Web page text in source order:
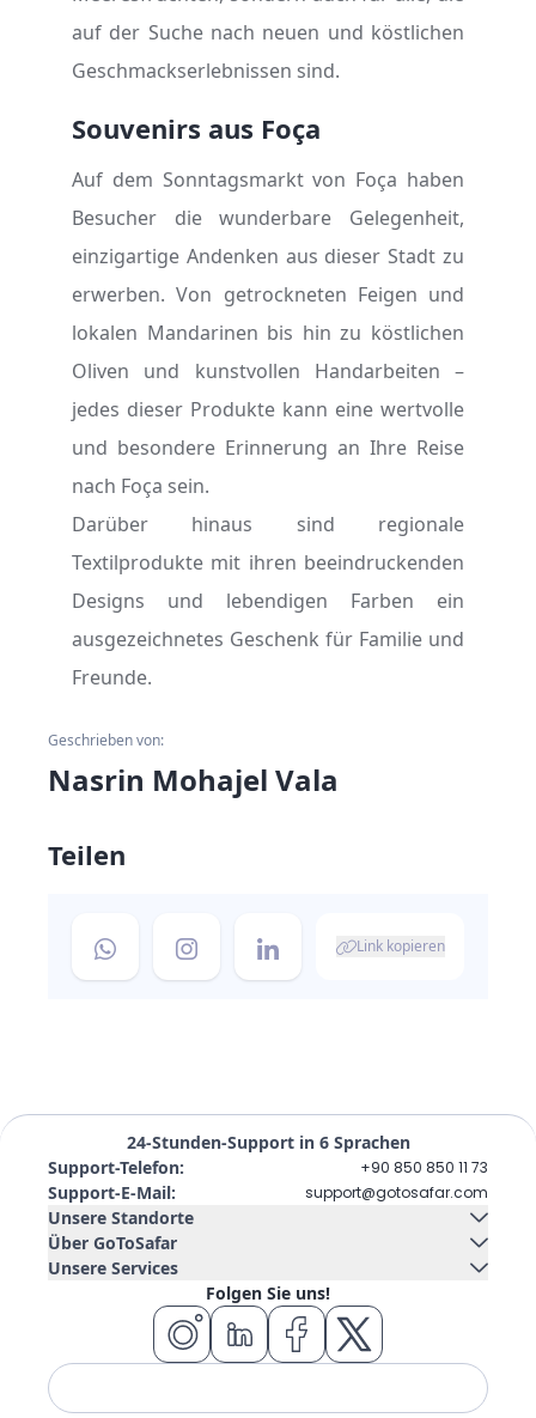
auf der Suche nach neuen und köstlichen
Geschmackserlebnissen sind.
Souvenirs aus Foça
Auf dem Sonntagsmarkt von Foça haben
Besucher die wunderbare Gelegenheit,
einzigartige Andenken aus dieser Stadt zu
erwerben. Von getrockneten Feigen und
lokalen Mandarinen bis hin zu köstlichen
Oliven und kunstvollen Handarbeiten –
jedes dieser Produkte kann eine wertvolle
und besondere Erinnerung an Ihre Reise
nach Foça sein.
Darüber hinaus sind regionale
Textilprodukte mit ihren beeindruckenden
Designs und lebendigen Farben ein
ausgezeichnetes Geschenk für Familie und
Freunde.
Geschrieben von:
Nasrin Mohajel Vala
Teilen
Link kopieren
24-Stunden-Support in 6 Sprachen
Support-Telefon: +90 850 850 11 73
Support-E-Mail: support@gotosafar.com
Unsere Standorte
Izmir, Türkei
Güney Mah. Gaziler Cad. No:292 Tempo Iş Merkezi Kat:5 İç
Kapı 504 Konak / İzmir
Über GoToSafar
Kontaktieren Sie uns
Über uns
FAQ
Unsere Services
Autovermietung
Kreuzfahrtschiff
Flugticket
Hotel
Folgen Sie uns!